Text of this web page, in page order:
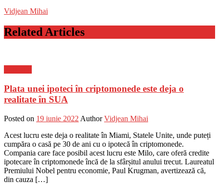
Vidjean Mihai
Related Articles
Plata unei ipoteci în criptomonede este deja o
realitate în SUA
Posted on 19 iunie 2022 Author Vidjean Mihai
Acest lucru este deja o realitate în Miami, Statele Unite, unde puteți
cumpăra o casă pe 30 de ani cu o ipotecă în criptomonede.
Compania care face posibil acest lucru este Milo, care oferă credite
ipotecare în criptomonede încă de la sfârșitul anului trecut. Laureatul
Premiului Nobel pentru economie, Paul Krugman, avertizează că,
din cauza […]